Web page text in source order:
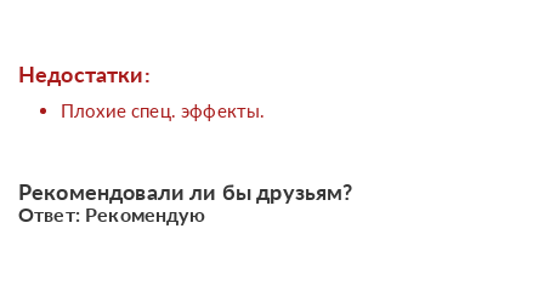
Недостатки:
Плохие спец. эффекты.
Рекомендовали ли бы друзьям?
Ответ: Рекомендую